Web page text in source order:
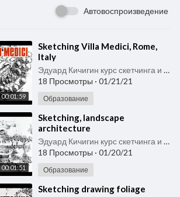
Автовоспроизведение
00:01:59
⁣Sketching Villa Medici, Rome,
Italy
Эдуард Кичигин курс скетчинга и быстрого рисунка
18 Просмотры · 01/21/21
Образование
00:01:51
⁣Sketching, landscape
architecture
Эдуард Кичигин курс скетчинга и быстрого рисунка
18 Просмотры · 01/20/21
Образование
⁣Sketching drawing foliage